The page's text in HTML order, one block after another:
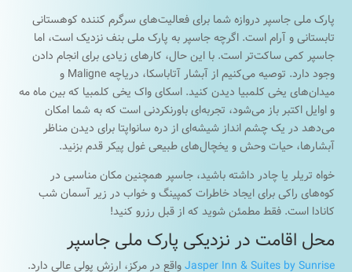
پارک ملی جاسپر دروازه شما برای فعالیت‌های سرگرم کننده کوهستانی
تابستانی و آرام است. اگرچه جاسپر به پارک ملی بنف نزدیک است، اما
جاسپر کمی ساکت‌تر است. با این حال، کارهای زیادی برای انجام دادن
وجود دارد. توصیه می‌کنیم از آبشار آتاباسکا، دریاچه Maligne و
میدان‌های یخی کلمبیا دیدن کنید. اسکای واک یخی کلمبیا که بین ماه مه
و اوایل اکتبر باز می‌شود، تجربه‌ای باورنکردنی است که به شما امکان
می‌دهد در یک چشم انداز شیشه‌ای از دره سانواپتا برای دیدن مناظر
آبشارها، حیات وحش و یخچال‌های طبیعی غول پیکر قدم بزنید.
خواه تریلر یا چادر داشته باشید، جاسپر همچنین مکان مناسبی در
کوه‌های راکی ​​برای ایجاد خاطرات کمپینگ و خواب در زیر آسمان شب
کانادا است. فقط مطمئن شوید که از قبل رزرو کنید!
محل اقامت در نزدیکی پارک ملی جاسپر
Jasper Inn & Suites by Sunriseواقع در مرکز، ارزش پولی عالی دارد.